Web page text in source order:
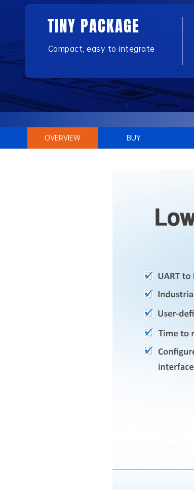
TINY PACKAGE
Compact, easy to integrate
OVERVIEW BUY